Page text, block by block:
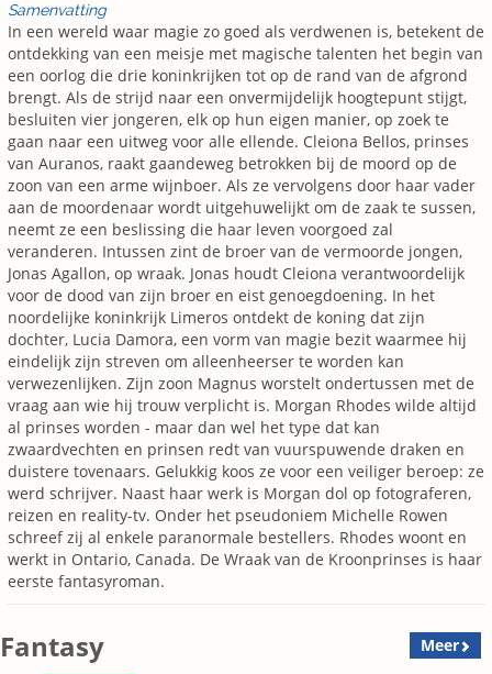
Samenvatting
In een wereld waar magie zo goed als verdwenen is, betekent de
ontdekking van een meisje met magische talenten het begin van
een oorlog die drie koninkrijken tot op de rand van de afgrond
brengt. Als de strijd naar een onvermijdelijk hoogtepunt stijgt,
besluiten vier jongeren, elk op hun eigen manier, op zoek te
gaan naar een uitweg voor alle ellende. Cleiona Bellos, prinses
van Auranos, raakt gaandeweg betrokken bij de moord op de
zoon van een arme wijnboer. Als ze vervolgens door haar vader
aan de moordenaar wordt uitgehuwelijkt om de zaak te sussen,
neemt ze een beslissing die haar leven voorgoed zal
veranderen. Intussen zint de broer van de vermoorde jongen,
Jonas Agallon, op wraak. Jonas houdt Cleiona verantwoordelijk
voor de dood van zijn broer en eist genoegdoening. In het
noordelijke koninkrijk Limeros ontdekt de koning dat zijn
dochter, Lucia Damora, een vorm van magie bezit waarmee hij
eindelijk zijn streven om alleenheerser te worden kan
verwezenlijken. Zijn zoon Magnus worstelt ondertussen met de
vraag aan wie hij trouw verplicht is. Morgan Rhodes wilde altijd
al prinses worden - maar dan wel het type dat kan
zwaardvechten en prinsen redt van vuurspuwende draken en
duistere tovenaars. Gelukkig koos ze voor een veiliger beroep: ze
werd schrijver. Naast haar werk is Morgan dol op fotograferen,
reizen en reality-tv. Onder het pseudoniem Michelle Rowen
schreef zij al enkele paranormale bestellers. Rhodes woont en
werkt in Ontario, Canada. De Wraak van de Kroonprinses is haar
eerste fantasyroman.
Fantasy Meer